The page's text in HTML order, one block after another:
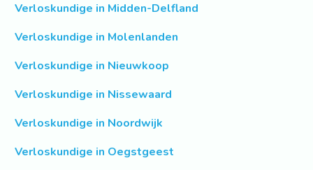
Verloskundige in Midden-Delfland
Verloskundige in Molenlanden
Verloskundige in Nieuwkoop
Verloskundige in Nissewaard
Verloskundige in Noordwijk
Verloskundige in Oegstgeest